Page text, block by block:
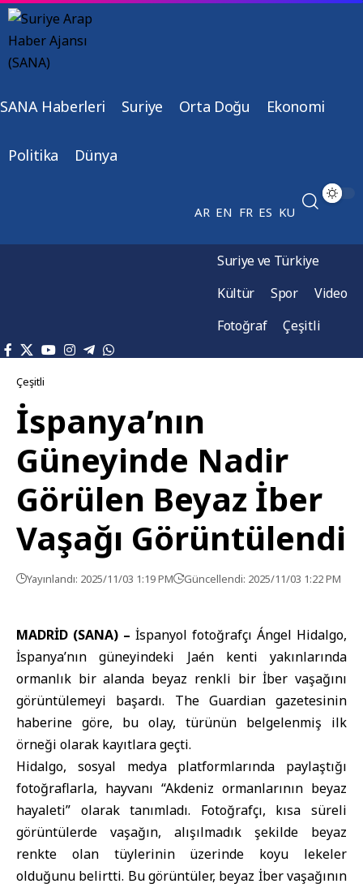
SANA Haberleri Suriye Orta Doğu Ekonomi
Politika Dünya
AR EN FR ES KU
Suriye ve Türkiye
Kültür
Spor
Video
Fotoğraf
Çeşitli
Çeşitli
İspanya’nın
Güneyinde Nadir
Görülen Beyaz İber
Vaşağı Görüntülendi
Yayınlandı: 2025/11/03 1:19 PM Güncellendi: 2025/11/03 1:22 PM
MADRİD (SANA) – İspanyol fotoğrafçı Ángel Hidalgo,
İspanya’nın güneyindeki Jaén kenti yakınlarında
ormanlık bir alanda beyaz renkli bir İber vaşağını
görüntülemeyi başardı. The Guardian gazetesinin
haberine göre, bu olay, türünün belgelenmiş ilk
örneği olarak kayıtlara geçti.
Hidalgo, sosyal medya platformlarında paylaştığı
fotoğraflarla, hayvanı “Akdeniz ormanlarının beyaz
hayaleti” olarak tanımladı. Fotoğrafçı, kısa süreli
görüntülerde vaşağın, alışılmadık şekilde beyaz
renkte olan tüylerinin üzerinde koyu lekeler
olduğunu belirtti. Bu görüntüler, beyaz İber vaşağının